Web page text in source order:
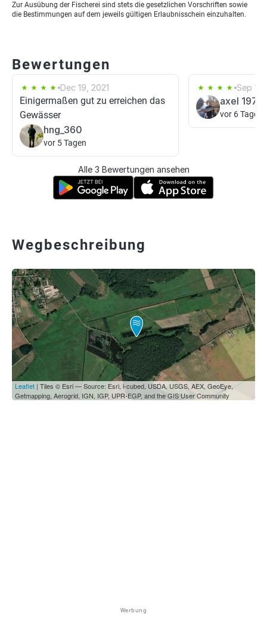
Zur Ausübung der Fischerei sind stets die gesetzlichen Vorschriften sowie
die Bestimmungen auf dem jeweils gültigen Erlaubnisschein einzuhalten.
Bewertungen
Dec 19, 2021
Einigermaßen gut zu erreichen das
Gewässer
hng_360
vor 5 Tagen
Sep
axel 1975
vor 6 Tagen
Alle 3 Bewertungen ansehen
Wegbeschreibung
Leaflet | Tiles © Esri — Source: Esri, i-cubed, USDA, USGS, AEX, GeoEye,
Getmapping, Aerogrid, IGN, IGP, UPR-EGP, and the GIS User Community
Werbung